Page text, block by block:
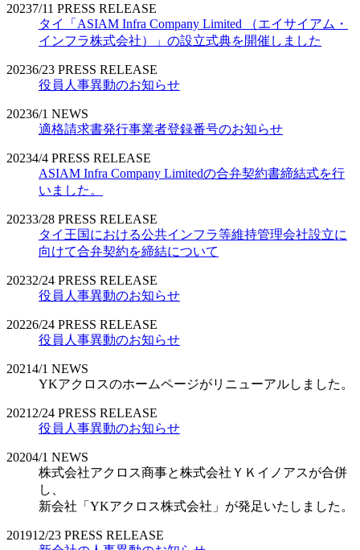
20237/11 PRESS RELEASE
タイ「ASIAM Infra Company Limited （エイサイアム・
インフラ株式会社）」の設立式典を開催しました
20236/23 PRESS RELEASE
役員人事異動のお知らせ
20236/1 NEWS
適格請求書発行事業者登録番号のお知らせ
20234/4 PRESS RELEASE
ASIAM Infra Company Limitedの合弁契約書締結式を行
いました。
20233/28 PRESS RELEASE
タイ王国における公共インフラ等維持管理会社設立に
向けて合弁契約を締結について
20232/24 PRESS RELEASE
役員人事異動のお知らせ
20226/24 PRESS RELEASE
役員人事異動のお知らせ
20214/1 NEWS
YKアクロスのホームページがリニューアルしました。
2021 2/24 PRESS RELEASE
役員人事異動のお知らせ
20204/1 NEWS
株式会社アクロス商事と株式会社ＹＫイノアスが合併
し、
新会社「YKアクロス株式会社」が発足いたしました。
201912/23 PRESS RELEASE